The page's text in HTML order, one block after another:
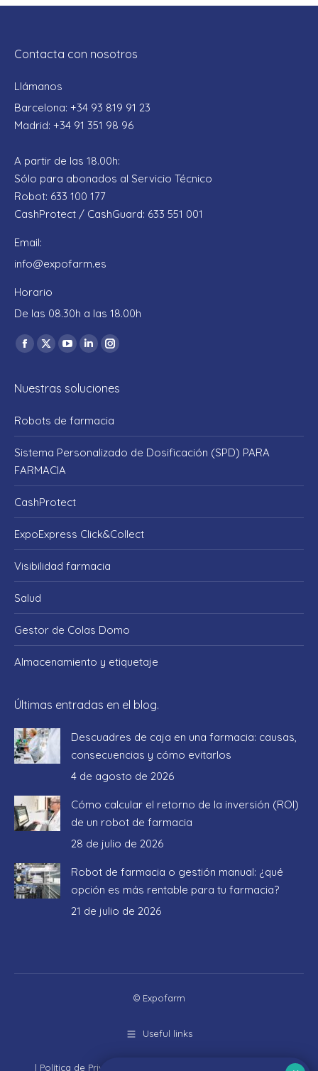
Contacta con nosotros
Llámanos
Barcelona: +34 93 819 91 23
Madrid: +34 91 351 98 96
A partir de las 18.00h:
Sólo para abonados al Servicio Técnico
Robot: 633 100 177
CashProtect / CashGuard: 633 551 001
Email:
info@expofarm.es
Horario
De las 08.30h a las 18.00h
Encuéntranos en:
Facebook
opens
new
X
opens
new
YouTube
opens
new
Linkedin
opens
new
Instagram
opens
new
Nuestras soluciones
Robots de farmacia
Sistema Personalizado de Dosificación (SPD) PARA
FARMACIA
CashProtect
ExpoExpress Click&Collect
Visibilidad farmacia
Salud
Gestor de Colas Domo
Almacenamiento y etiquetaje
Últimas entradas en el blog.
Descuadres de caja en una farmacia: causas,
consecuencias y cómo evitarlos
4 de agosto de 2026
Cómo calcular el retorno de la inversión (ROI)
de un robot de farmacia
28 de julio de 2026
Robot de farmacia o gestión manual: ¿qué
opción es más rentable para tu farmacia?
21 de julio de 2026
© Expofarm
Useful links
| Política de Privacidad